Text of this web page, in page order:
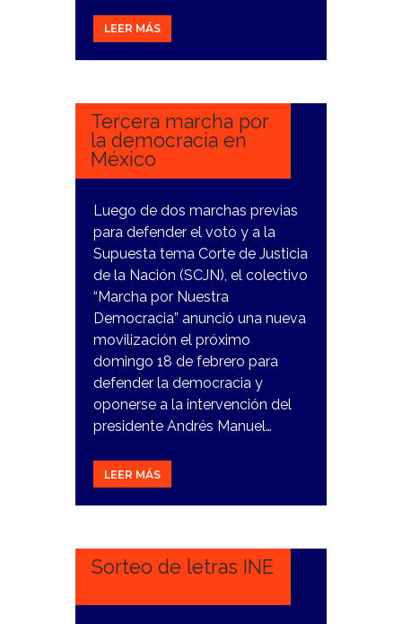
LEER MÁS
13
Tercera marcha por
la democracia en
México
Luego de dos marchas previas
para defender el voto y a la
Supuesta tema Corte de Justicia
de la Nación (SCJN), el colectivo
“Marcha por Nuestra
Democracia” anunció una nueva
movilización el próximo
domingo 18 de febrero para
defender la democracia y
oponerse a la intervención del
presidente Andrés Manuel…
LEER MÁS
2
Sorteo de letras INE